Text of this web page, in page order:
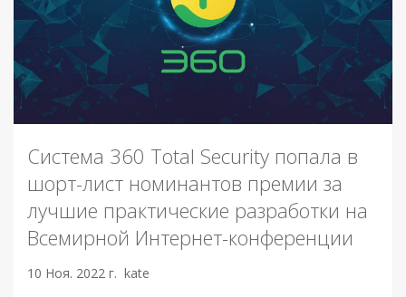
Система 360 Total Security попала в
шорт-лист номинантов премии за
лучшие практические разработки на
Всемирной Интернет-конференции
10 Ноя. 2022 г. kate